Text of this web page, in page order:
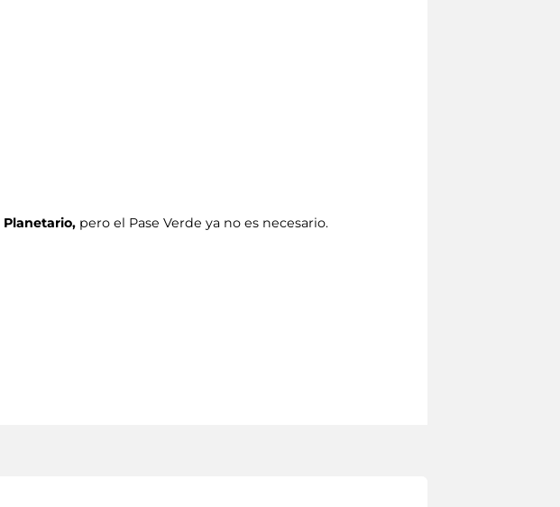
Planetario, pero el Pase Verde ya no es necesario.